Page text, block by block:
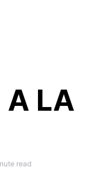
A LA
read